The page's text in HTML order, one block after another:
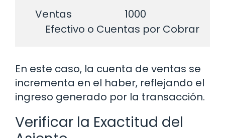
    Ventas                     1000
En este caso, la cuenta de ventas se
incrementa en el haber, reflejando el
ingreso generado por la transacción.
Verificar la Exactitud del